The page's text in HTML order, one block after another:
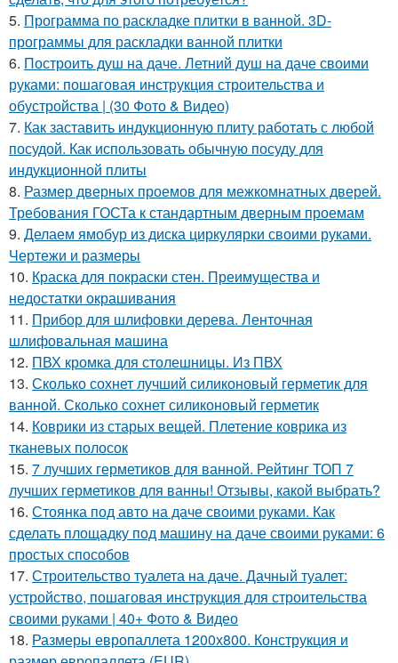
5. Программа по раскладке плитки в ванной. 3D-
программы для раскладки ванной плитки
6. Построить душ на даче. Летний душ на даче своими
руками: пошаговая инструкция строительства и
обустройства | (30 Фото & Видео)
7. Как заставить индукционную плиту работать с любой
посудой. Как использовать обычную посуду для
индукционной плиты
8. Размер дверных проемов для межкомнатных дверей.
Требования ГОСТа к стандартным дверным проемам
9. Делаем ямобур из диска циркулярки своими руками.
Чертежи и размеры
10. Краска для покраски стен. Преимущества и
недостатки окрашивания
11. Прибор для шлифовки дерева. Ленточная
шлифовальная машина
12. ПВХ кромка для столешницы. Из ПВХ
13. Сколько сохнет лучший силиконовый герметик для
ванной. Сколько сохнет силиконовый герметик
14. Коврики из старых вещей. Плетение коврика из
тканевых полосок
15. 7 лучших герметиков для ванной. Рейтинг ТОП 7
лучших герметиков для ванны! Отзывы, какой выбрать?
16. Стоянка под авто на даче своими руками. Как
сделать площадку под машину на даче своими руками: 6
простых способов
17. Строительство туалета на даче. Дачный туалет:
устройство, пошаговая инструкция для строительства
своими руками | 40+ Фото & Видео
18. Размеры европаллета 1200х800. Конструкция и